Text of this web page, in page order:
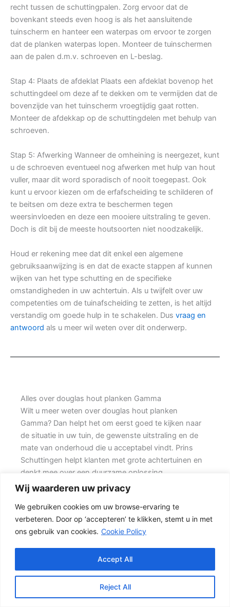
Wij waarderen uw privacy
We gebruiken cookies om uw browse-ervaring te
verbeteren. Door op ‘accepteren’ te klikken, stemt u in met
ons gebruik van cookies. Cookie Policy
Reject All
Accept All
recht tussen de schuttingpalen. Zorg ervoor dat de
bovenkant steeds even hoog is als het aansluitende
tuinscherm en hanteer een waterpas om ervoor te zorgen
dat de planken waterpas lopen. Monteer de tuinschermen
aan de palen d.m.v. schroeven en L-beslag.
Stap 4: Plaats de afdeklat Plaats een afdeklat bovenop het
schuttingdeel om deze af te dekken om te vermijden dat de
bovenzijde van het tuinscherm vroegtijdig gaat rotten.
Monteer de afdekkap op de schuttingdelen met behulp van
schroeven.
Stap 5: Afwerking Wanneer de omheining is neergezet, kunt
u de schroeven eventueel nog afwerken met hulp van hout
vuller, maar dit word sporadisch of nooit toegepast. Ook
kunt u ervoor kiezen om de erfafscheiding te schilderen of
te beitsen om deze extra te beschermen tegen
weersinvloeden en deze een mooiere uitstraling te geven.
Doch is dit bij de meeste houtsoorten niet noodzakelijk.
Houd er rekening mee dat dit enkel een algemene
gebruiksaanwijzing is en dat de exacte stappen af kunnen
wijken van het type schutting en de specifieke
omstandigheden in uw achtertuin. Als u twijfelt over uw
competenties om de tuinafscheiding te zetten, is het altijd
verstandig om goede hulp in te schakelen. Dus vraag en
antwoord als u meer wil weten over dit onderwerp.
Alles over douglas hout planken Gamma
Wilt u meer weten over douglas hout planken
Gamma? Dan helpt het om eerst goed te kijken naar
de situatie in uw tuin, de gewenste uitstraling en de
mate van onderhoud die u acceptabel vindt. Prins
Schuttingen helpt klanten met grote achtertuinen en
denkt mee over een duurzame oplossing.
Een nette tuinafscheiding vraagt om meer dan alleen
een paar schermen en palen. Wilt u vooral een luxe
uitstraling, dan kan een hout-beton schutting met
hoge betonplaat of zwarte accenten goed passen.
Daarom is persoonlijk advies vaak beter dan alleen
online een standaardprijs bekijken.
De juiste keuze voor uw tuin